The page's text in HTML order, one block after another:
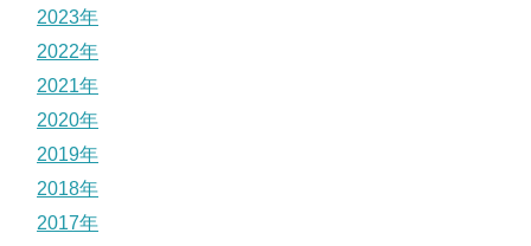
2023年
2022年
2021年
2020年
2019年
2018年
2017年